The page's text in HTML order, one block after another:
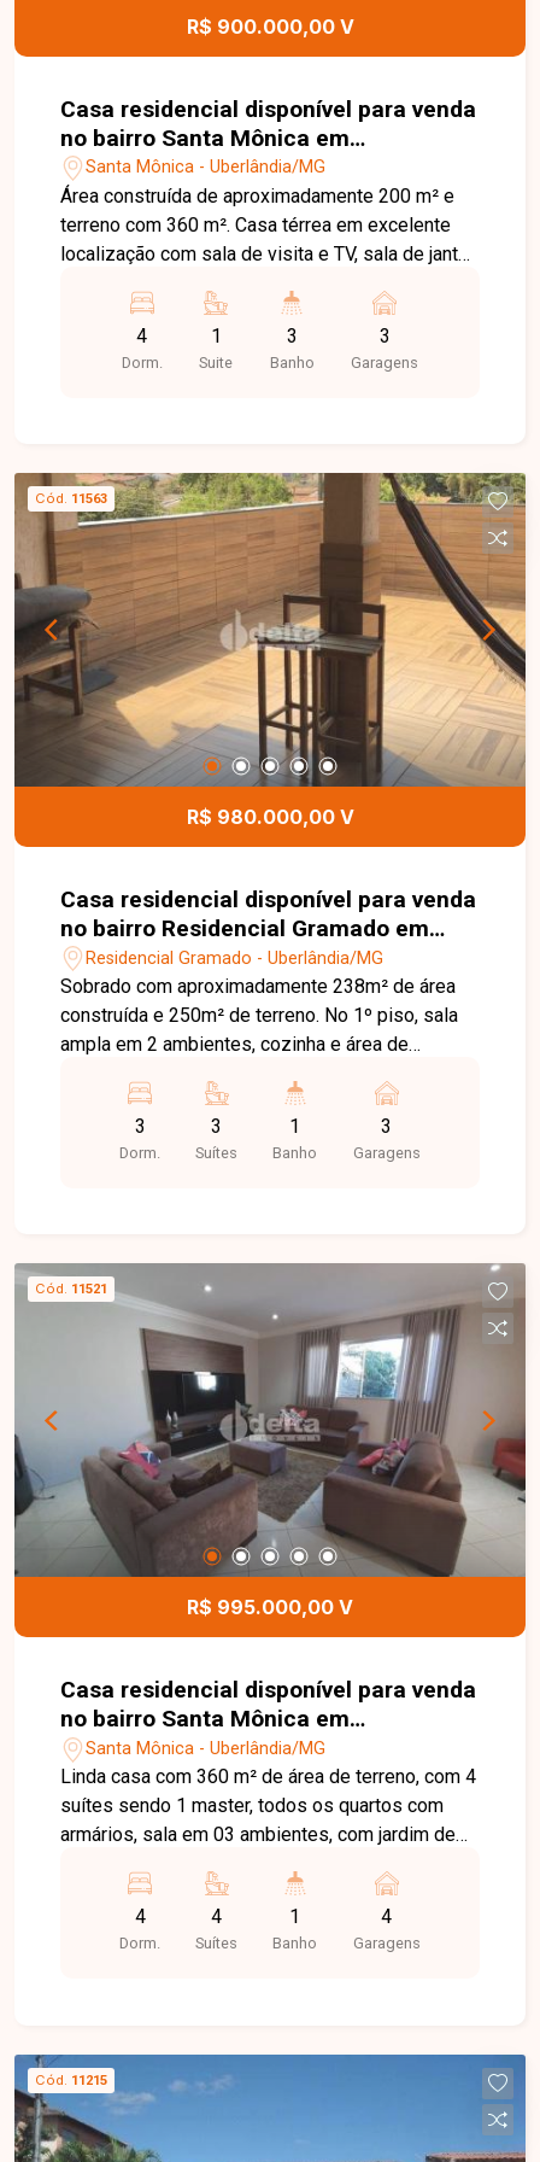
R$ 900.000,00 V
Casa residencial disponível para venda
no bairro Santa Mônica em
Uberlândia-MG
Santa Mônica - Uberlândia/MG
Área construída de aproximadamente 200 m² e
terreno com 360 m². Casa térrea em excelente
localização com sala de visita e TV, sala de jantar,
banheiro social, cozinha, lavanderia, despensa,
varanda com banheiro, quintal, garagem para 2
carros e estacionamento adicional.
4
Dorm.
1
Suite
3
Banho
3
Garagens
Cód. 11563
R$ 980.000,00 V
Casa residencial disponível para venda
no bairro Residencial Gramado em
Uberlândia-MG
Residencial Gramado - Uberlândia/MG
Sobrado com aproximadamente 238m² de área
construída e 250m² de terreno. No 1º piso, sala
ampla em 2 ambientes, cozinha e área de
com hidromassagem. Conta com 3 vagas de
garagem.3
Dorm.
3
Suítes
1
Banho
3
Garagens
Cód. 11521
R$ 995.000,00 V
Casa residencial disponível para venda
no bairro Santa Mônica em
Uberlândia-MG
Santa Mônica - Uberlândia/MG
Linda casa com 360 m² de área de terreno, com 4
suítes sendo 1 master, todos os quartos com
armários, sala em 03 ambientes, com jardim de
até 04 carros. varanda gourmet com
churrasqueira, banheiro externo e ducha. Consulte
os valores e disponibilidade deste imóvel.
esclarecer suas dúvidas e auxiliar em todo o
processo. Entre em contato conosco pelo
telefone ou WhatsApp no número (34) 3230-9900
ou venha conhecer nosso espaço e conversar
4
Dorm.
4
Suítes
1
Banho
4
Garagens
Cód. 11215